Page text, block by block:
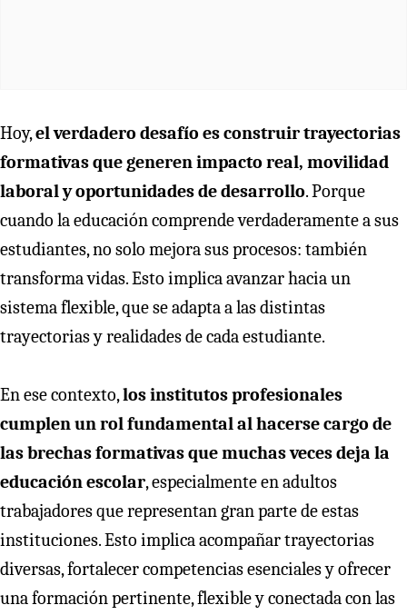
Hoy,el verdadero desafío es construir trayectorias
formativas que generen impacto real, movilidad
laboral y oportunidades de desarrollo. Porque
cuando la educación comprende verdaderamente a sus
estudiantes, no solo mejora sus procesos: también
transforma vidas. Esto implica avanzar hacia un
sistema flexible, que se adapta a las distintas
trayectorias y realidades de cada estudiante.
En ese contexto,los institutos profesionales
cumplen un rol fundamental al hacerse cargo de
las brechas formativas que muchas veces deja la
educación escolar, especialmente en adultos
trabajadores que representan gran parte de estas
instituciones. Esto implica acompañar trayectorias
diversas, fortalecer competencias esenciales y ofrecer
una formación pertinente, flexible y conectada con las